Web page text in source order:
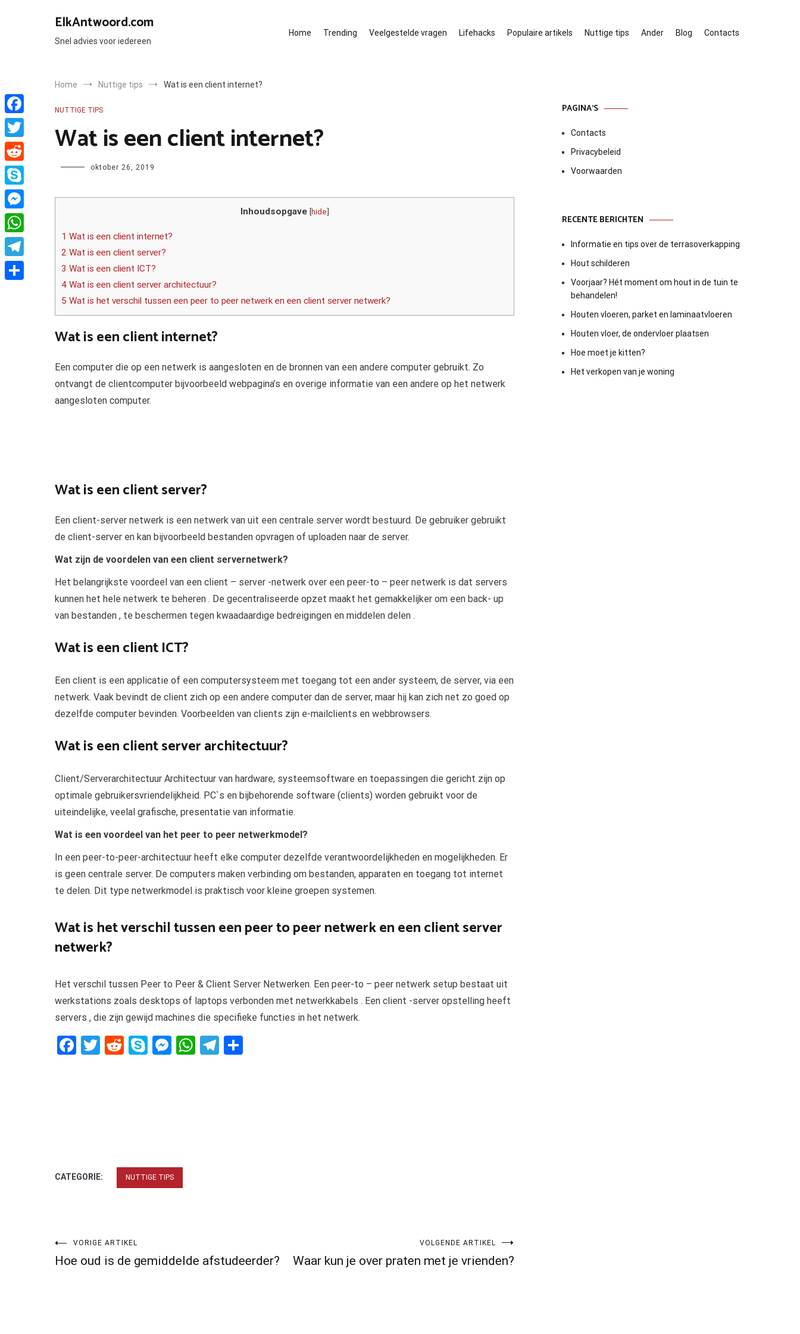
ElkAntwoord.com
Snel advies voor iedereen
Home Trending Veelgestelde vragen Lifehacks Populaire artikels Nuttige tips Ander Blog Contacts
Home Nuttige tips Wat is een client internet?
NUTTIGE TIPS
Wat is een client internet?
Author oktober 26, 2019
Inhoudsopgave [hide]
1 Wat is een client internet?
2 Wat is een client server?
3 Wat is een client ICT?
4 Wat is een client server architectuur?
5 Wat is het verschil tussen een peer to peer netwerk en een client server netwerk?
Wat is een client internet?
Een computer die op een netwerk is aangesloten en de bronnen van een andere computer gebruikt. Zo
ontvangt de clientcomputer bijvoorbeeld webpagina’s en overige informatie van een andere op het netwerk
aangesloten computer.
Wat is een client server?
Een client-server netwerk is een netwerk van uit een centrale server wordt bestuurd. De gebruiker gebruikt
de client-server en kan bijvoorbeeld bestanden opvragen of uploaden naar de server.
Wat zijn de voordelen van een client servernetwerk?
Het belangrijkste voordeel van een client – server -netwerk over een peer-to – peer netwerk is dat servers
kunnen het hele netwerk te beheren . De gecentraliseerde opzet maakt het gemakkelijker om een ​​back- up
van bestanden , te beschermen tegen kwaadaardige bedreigingen en middelen delen .
Wat is een client ICT?
Een client is een applicatie of een computersysteem met toegang tot een ander systeem, de server, via een
netwerk. Vaak bevindt de client zich op een andere computer dan de server, maar hij kan zich net zo goed op
dezelfde computer bevinden. Voorbeelden van clients zijn e-mailclients en webbrowsers.
Wat is een client server architectuur?
Client/Serverarchitectuur Architectuur van hardware, systeemsoftware en toepassingen die gericht zijn op
optimale gebruikersvriendelijkheid. PC`s en bijbehorende software (clients) worden gebruikt voor de
uiteindelijke, veelal grafische, presentatie van informatie.
Wat is een voordeel van het peer to peer netwerkmodel?
In een peer-to-peer-architectuur heeft elke computer dezelfde verantwoordelijkheden en mogelijkheden. Er
is geen centrale server. De computers maken verbinding om bestanden, apparaten en toegang tot internet
te delen. Dit type netwerkmodel is praktisch voor kleine groepen systemen.
Wat is het verschil tussen een peer to peer netwerk en een client server
netwerk?
Het verschil tussen Peer to Peer & Client Server Netwerken. Een peer-to – peer netwerk setup bestaat uit
werkstations zoals desktops of laptops verbonden met netwerkkabels . Een client -server opstelling heeft
servers , die zijn gewijd machines die specifieke functies in het netwerk.
Facebook
Twitter
RedditSkypeMessenger
WhatsApp
Telegram
CATEGORIE: NUTTIGE TIPS
Bericht
navigatie
VORIGE ARTIKEL
Hoe oud is de gemiddelde afstudeerder?
VOLGENDE ARTIKEL
Waar kun je over praten met je vrienden?
PAGINA’S
Contacts
Privacybeleid
Voorwaarden
RECENTE BERICHTEN
Informatie en tips over de terrasoverkapping
Hout schilderen
Voorjaar? Hét moment om hout in de tuin te
behandelen!
Houten vloeren, parket en laminaatvloeren
Houten vloer, de ondervloer plaatsen
Hoe moet je kitten?
Het verkopen van je woning
Facebook
Twitter
Reddit
Skype
Messenger
WhatsApp
Telegram